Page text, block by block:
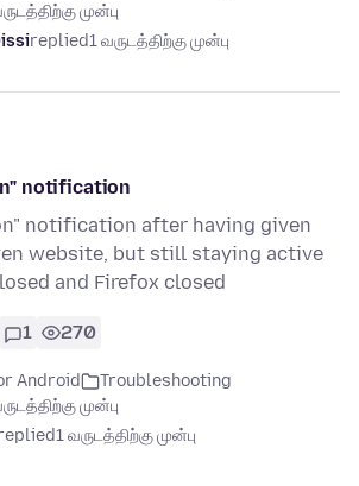
முன்பு
replied1 வருடத்திற்கு முன்பு
notification
notification after having given
website, but still staying active
and Firefox closed
1 270
Android
Troubleshooting
முன்பு
1 வருடத்திற்கு முன்பு